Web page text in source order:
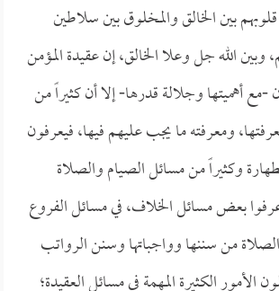
بين الخالق والمخلوق بين سلاطين
الله جل وعلا الخالق، إن عقيدة المؤمن
-مع أهميتها وجلالة قدرها- إلا أن كثيراً من
ومعرفته ما يجب عليهم فيها، فيعرفون
وكثيراً من مسائل الصيام والصلاة
عرفوا بعض مسائل الخلاف، في مسائل الفروع
من سننها وواجباتها وسنن الرواتب
الكثيرة المهمة في مسائل العقيدة؛